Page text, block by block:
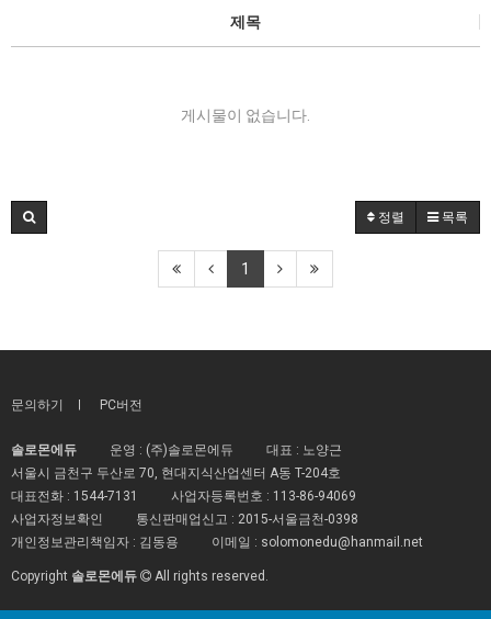
제목
게시물이 없습니다.
정렬 목록
1
문의하기 PC버전
솔로몬에듀 운영 : (주)솔로몬에듀
대표 : 노양근
서울시 금천구 두산로 70, 현대지식산업센터 A동 T-204호
대표전화 : 1544-7131 사업자등록번호 : 113-86-94069
사업자정보확인
통신판매업신고 : 2015-서울금천-0398
개인정보관리책임자 : 김동용
이메일 : solomonedu@hanmail.net
Copyright 솔로몬에듀 All rights reserved.